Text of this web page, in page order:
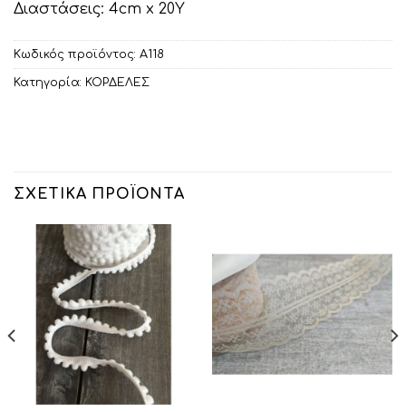
Διαστάσεις: 4cm x 20Υ
Κωδικός προϊόντος: Α118
Κατηγορία: ΚΟΡΔΕΛΕΣ
ΣΧΕΤΙΚΆ ΠΡΟΪΌΝΤΑ